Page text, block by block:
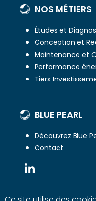
NOS MÉTIERS
Études et
Conception et
Maintenance et
Performance
Tiers
BLUE PEARL
Découvrez Blue
Contact